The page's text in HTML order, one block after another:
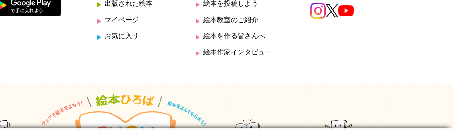
出版された絵本
マイページ
お気に入り
絵本を投稿しよう
絵本教室のご紹介
絵本を作る皆さんへ
絵本作家インタビュー